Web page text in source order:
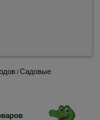
/Садовые